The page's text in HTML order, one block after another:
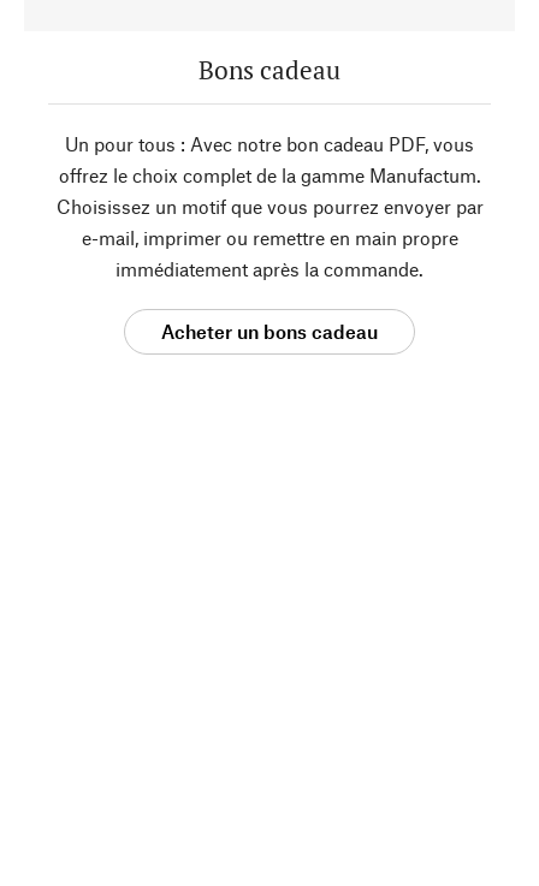
Bons cadeau
Un pour tous : Avec notre bon cadeau PDF, vous
offrez le choix complet de la gamme Manufactum.
Choisissez un motif que vous pourrez envoyer par
e-mail, imprimer ou remettre en main propre
immédiatement après la commande.
Acheter un bons cadeau